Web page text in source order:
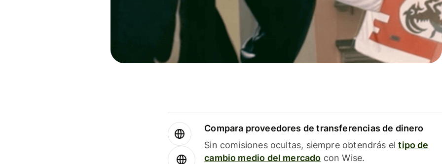
Compara proveedores de transferencias de dinero
Sin comisiones ocultas, siempre obtendrás eltipo de
cambio medio del mercado con Wise.